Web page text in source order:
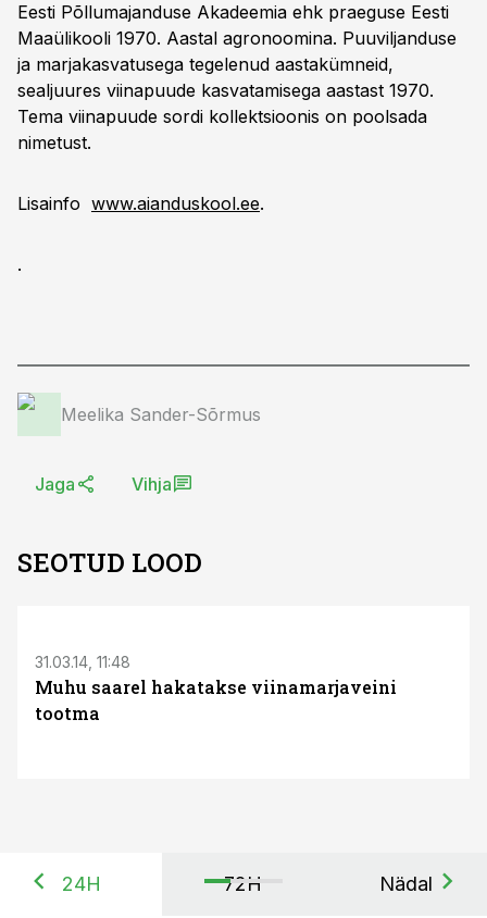
Eesti Põllumajanduse Akadeemia ehk praeguse Eesti
Maaülikooli 1970. Aastal agronoomina. Puuviljanduse
ja marjakasvatusega tegelenud aastakümneid,
sealjuures viinapuude kasvatamisega aastast 1970.
Tema viinapuude sordi kollektsioonis on poolsada
nimetust.
Lisainfo www.aianduskool.ee.
.
Meelika Sander-Sõrmus
Jaga Vihja
SEOTUD LOOD
31.03.14, 11:48
Muhu saarel hakatakse viinamarjaveini
tootma
24H 72H Nädal